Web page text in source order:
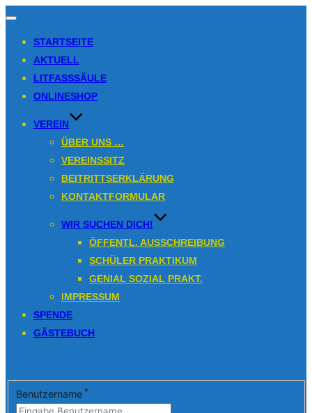
Navigation
STARTSEITE
AKTUELL
LITFASSSÄULE
ONLINESHOP
VEREIN
ÜBER UNS …
VEREINSSITZ
BEITRITTSERKLÄRUNG
KONTAKTFORMULAR
WIR SUCHEN DICH!
ÖFFENTL. AUSSCHREIBUNG
SCHÜLER PRAKTIKUM
GENIAL SOZIAL PRAKT.
IMPRESSUM
SPENDE
GÄSTEBUCH
Benutzername *